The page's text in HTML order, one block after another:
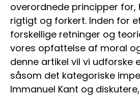
overordnede principper for,
rigtigt og forkert. Inden for
forskellige retninger og
vores opfattelse af moral
denne artikel vil vi udforske
såsom det kategoriske
Immanuel Kant og